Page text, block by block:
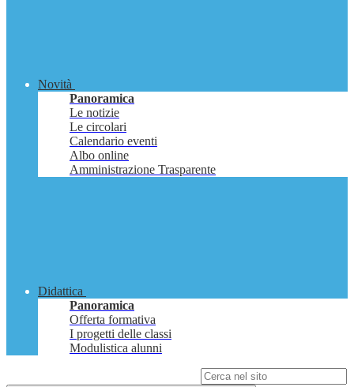
Novità
Panoramica
Le notizie
Le circolari
Calendario eventi
Albo online
Amministrazione Trasparente
Didattica
Panoramica
Offerta formativa
I progetti delle classi
Modulistica alunni